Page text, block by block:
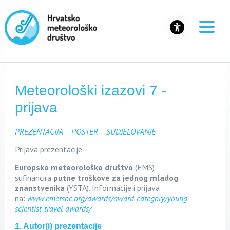
Meteorološki izazovi 7 -
prijava
PREZENTACIJA POSTER
SUDJELOVANJE
Prijava prezentacije
Europsko meteorološko društvo (EMS)
sufinancira putne troškove za jednog mladog
znanstvenika (YSTA). Informacije i prijava
na: www.emetsoc.org/awards/award-category/young-
scientist-travel-awards/.
1. Autor(i) prezentacije